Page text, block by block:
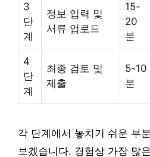
3
단
계
정보 입력 및
서류 업로드
15-
20
분
4
단
계
최종 검토 및
제출
5-10
분
각 단계에서 놓치기 쉬운 부
보겠습니다. 경험상 가장 많